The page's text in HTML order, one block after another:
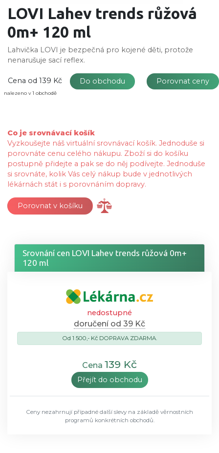
LOVI Lahev trends růžová
0m+ 120 ml
Lahvička LOVI je bezpečná pro kojené děti, protože
nenarušuje sací reflex.
Cena od 139 Kč Do obchodu Porovnat ceny
nalezeno v 1 obchodě
Co je srovnávací košík
Vyzkoušejte náš virtuální srovnávací košík. Jednoduše si
porovnáte cenu celého nákupu. Zboží si do košíku
postupně přidejte a pak se do něj podívejte. Jednoduše
si srovnáte, kolik Vás celý nákup bude v jednotlivých
lékárnách stát i s porovnáním dopravy.
Porovnat v košíku
Srovnání cen LOVI Lahev trends růžová 0m+
120 ml
nedostupné
doručení od 39 Kč
Od 1 500,- Kč DOPRAVA ZDARMA.
Cena 139 Kč
Přejít do obchodu
Ceny nezahrnují případné další slevy na základě věrnostních
programů konkrétních obchodů.